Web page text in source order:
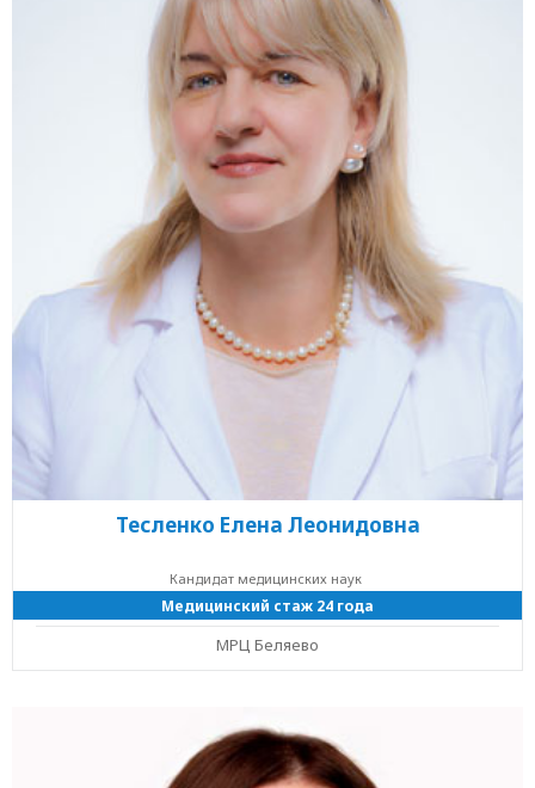
Тесленко Елена Леонидовна
Кандидат медицинских наук
Медицинский стаж 24 года
МРЦ Беляево